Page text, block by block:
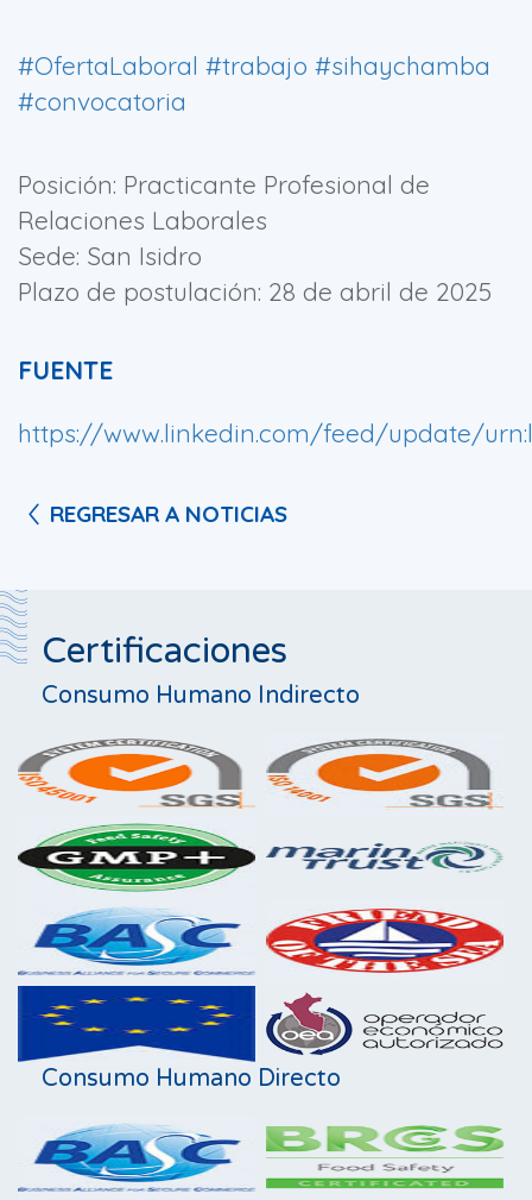
#OfertaLaboral #trabajo #sihaychamba
#convocatoria
Posición: Practicante Profesional de
Relaciones Laborales
Sede: San Isidro
Plazo de postulación: 28 de abril de 2025
FUENTE
https://www.linkedin.com/feed/update/
REGRESAR A NOTICIAS
Certificaciones
Consumo Humano Indirecto
Consumo Humano Directo